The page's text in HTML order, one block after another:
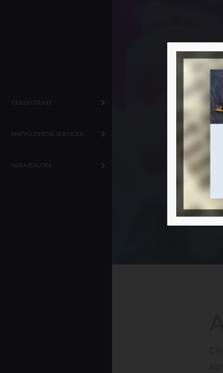
COLLECTIONS
ENCYCLOPÉDIE SCIENCES
NOUVEAUTÉS